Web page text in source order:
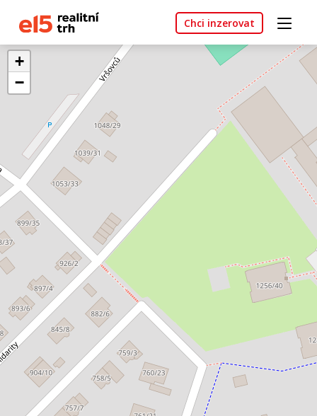
Chci inzerovat
+
−